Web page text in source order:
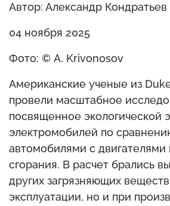
Автор: Александр Кондратьев
04 ноября 2025
Фото: © A. Krivonosov
Американские ученые из
провели масштабное
посвященное экологической
электромобилей по
автомобилями с двигателями
сгорания. В расчет брались
других загрязняющих
эксплуатации, но и при